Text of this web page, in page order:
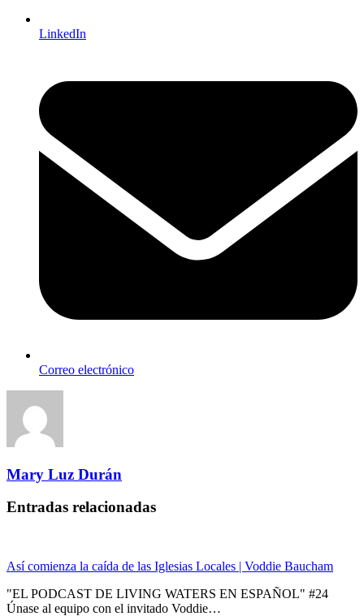
LinkedIn
Correo electrónico
Mary Luz Durán
Entradas relacionadas
Así comienza la caída de las Iglesias Locales | Voddie Baucham
"EL PODCAST DE LIVING WATERS EN ESPAÑOL" #24
Únase al equipo con el invitado Voddie…